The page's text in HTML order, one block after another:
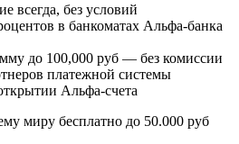
всегда, без условий
в банкоматах Альфа-банка
до 100,000 руб — без комиссии
платежной системы
Альфа-счета
миру бесплатно до 50.000 руб